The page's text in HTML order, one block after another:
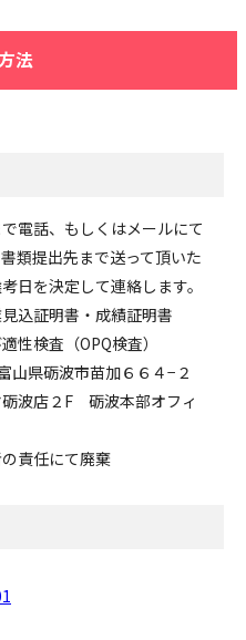
法
電話、もしくはメールにて
類提出先まで送って頂いた
日を決定して連絡します。
込証明書・成績証明書
性検査（OPQ検査）
山県砺波市苗加６６４−２
波店２F 砺波本部オフィ
責任にて廃棄